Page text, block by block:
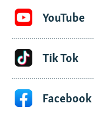
YouTube
Tik Tok
Facebook